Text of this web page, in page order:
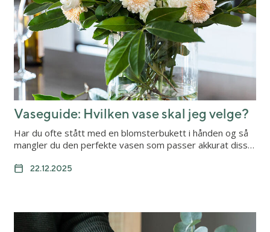
Vaseguide: Hvilken vase skal jeg velge?
Har du ofte stått med en blomsterbukett i hånden og så
mangler du den perfekte vasen som passer akkurat diss…
22.12.2025